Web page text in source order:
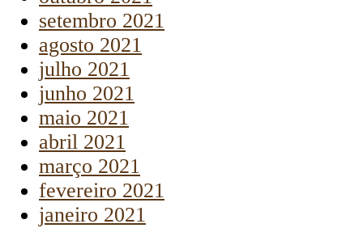
setembro 2021
agosto 2021
julho 2021
junho 2021
maio 2021
abril 2021
março 2021
fevereiro 2021
janeiro 2021